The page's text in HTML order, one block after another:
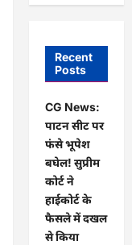
Recent
Posts
CG News:
पाटन सीट पर
फंसे भूपेश
बघेल! सुप्रीम
कोर्ट ने
हाईकोर्ट के
फैसले में दखल
से किया